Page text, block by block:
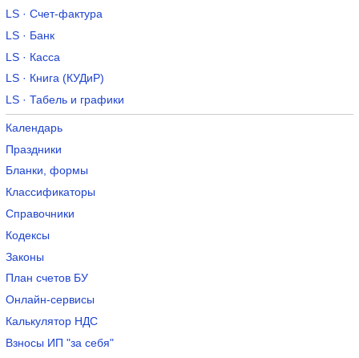
LS · Счет-фактура
LS · Банк
LS · Касса
LS · Книга (КУДиР)
LS · Табель и графики
Календарь
Праздники
Бланки, формы
Классификаторы
Справочники
Кодексы
Законы
План счетов БУ
Онлайн-сервисы
Калькулятор НДС
Взносы ИП "за себя"